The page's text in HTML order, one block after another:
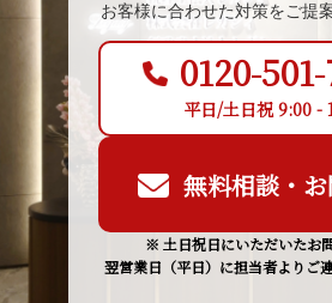
お客様に合わせた対策をご提
0120-
平日/土日祝 9:00 -
無料相談・
※ 土日祝日にいただいたお問
翌営業日（平日）に担当者よりご